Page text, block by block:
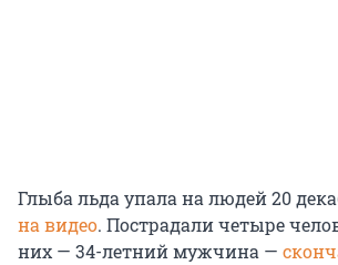
Глыба льда упала на людей 20
на видео. Пострадали четыре
них — 34-летний мужчина —